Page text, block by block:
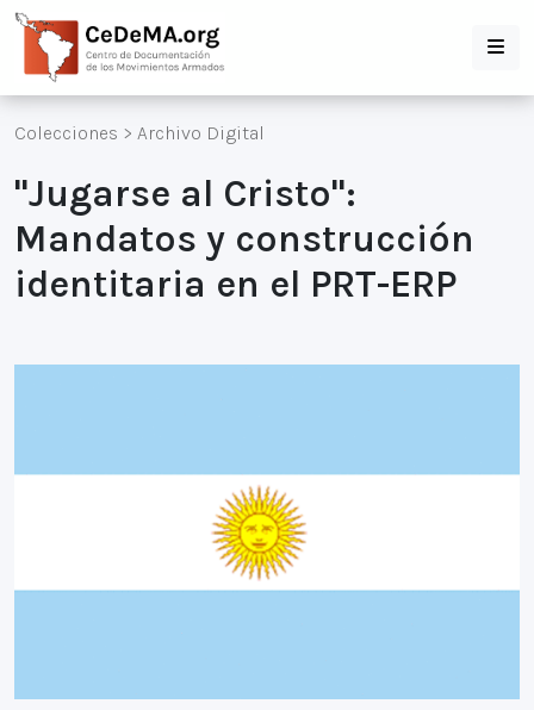
Colecciones > Archivo Digital
"Jugarse al Cristo":
Mandatos y construcción
identitaria en el PRT-ERP